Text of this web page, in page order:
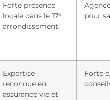
Forte présence
locale dans le 17ᵉ
arrondissement.
pour
Expertise
reconnue en
assurance vie et
Forte